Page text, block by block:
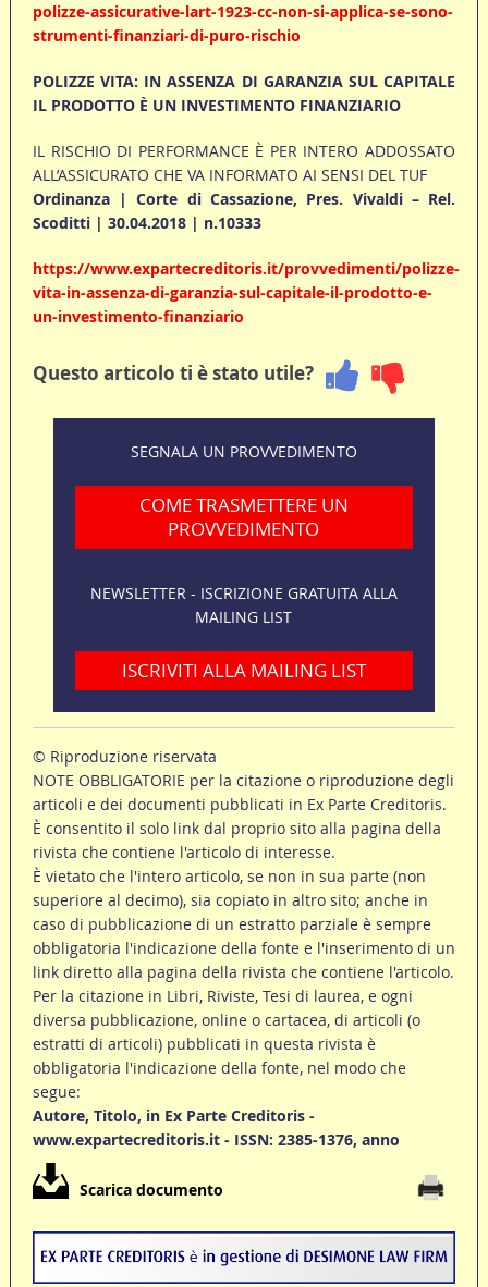
polizze-assicurative-lart-1923-cc-non-si-applica-se-sono-
strumenti-finanziari-di-puro-rischio
POLIZZE VITA: IN ASSENZA DI GARANZIA SUL CAPITALE
IL PRODOTTO È UN INVESTIMENTO FINANZIARIO
IL RISCHIO DI PERFORMANCE È PER INTERO ADDOSSATO
ALL’ASSICURATO CHE VA INFORMATO AI SENSI DEL TUF
Ordinanza | Corte di Cassazione, Pres. Vivaldi – Rel.
Scoditti | 30.04.2018 | n.10333
https://www.expartecreditoris.it/provvedimenti/polizze-
vita-in-assenza-di-garanzia-sul-capitale-il-prodotto-e-
un-investimento-finanziario
Questo articolo ti è stato utile?
SEGNALA UN PROVVEDIMENTO
COME TRASMETTERE UN
PROVVEDIMENTO
NEWSLETTER - ISCRIZIONE GRATUITA ALLA
MAILING LIST
ISCRIVITI ALLA MAILING LIST
© Riproduzione riservata
NOTE OBBLIGATORIE per la citazione o riproduzione degli
articoli e dei documenti pubblicati in Ex Parte Creditoris.
È consentito il solo link dal proprio sito alla pagina della
rivista che contiene l'articolo di interesse.
È vietato che l'intero articolo, se non in sua parte (non
superiore al decimo), sia copiato in altro sito; anche in
caso di pubblicazione di un estratto parziale è sempre
obbligatoria l'indicazione della fonte e l'inserimento di un
link diretto alla pagina della rivista che contiene l'articolo.
Per la citazione in Libri, Riviste, Tesi di laurea, e ogni
diversa pubblicazione, online o cartacea, di articoli (o
estratti di articoli) pubblicati in questa rivista è
obbligatoria l'indicazione della fonte, nel modo che
segue:
Autore, Titolo, in Ex Parte Creditoris -
www.expartecreditoris.it - ISSN: 2385-1376, anno
Scarica documento